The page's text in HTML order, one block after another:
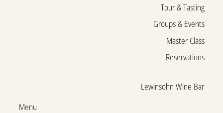
Tour & Tasting
Groups & Events
Master Class
Reservations
Lewinsohn Wine Bar
Menu